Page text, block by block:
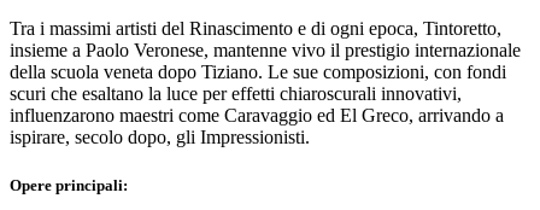
Tra i massimi artisti del Rinascimento e di ogni epoca, Tintoretto,
insieme a Paolo Veronese, mantenne vivo il prestigio internazionale
della scuola veneta dopo Tiziano. Le sue composizioni, con fondi
scuri che esaltano la luce per effetti chiaroscurali innovativi,
influenzarono maestri come Caravaggio ed El Greco, arrivando a
ispirare, secolo dopo, gli Impressionisti.
Opere principali: